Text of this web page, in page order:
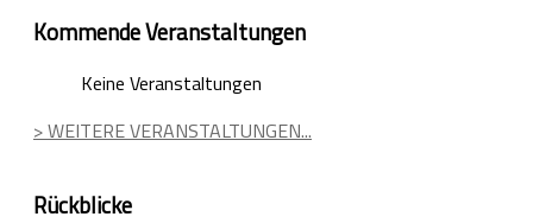
Kommende Veranstaltungen
Keine Veranstaltungen
> WEITERE VERANSTALTUNGEN...
Rückblicke